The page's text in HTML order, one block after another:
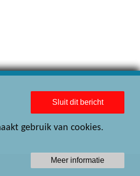
Sluit dit bericht
gebruik van cookies.
Meer informatie